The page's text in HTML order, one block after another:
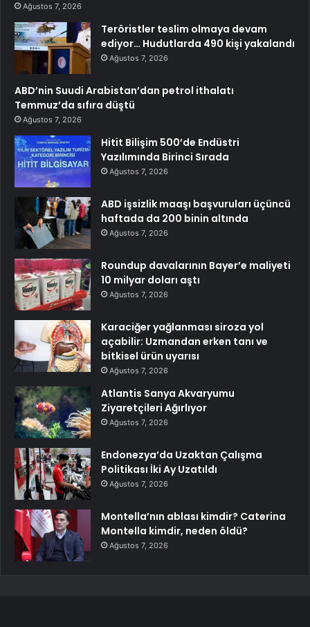
Ağustos 7, 2026
Teröristler teslim olmaya devam
ediyor… Hudutlarda 490 kişi yakalandı
Ağustos 7, 2026
ABD’nin Suudi Arabistan’dan petrol ithalatı
Temmuz’da sıfıra düştü
Ağustos 7, 2026
Hitit Bilişim 500’de Endüstri
Yazılımında Birinci Sırada
Ağustos 7, 2026
ABD işsizlik maaşı başvuruları üçüncü
haftada da 200 binin altında
Ağustos 7, 2026
Roundup davalarının Bayer’e maliyeti
10 milyar doları aştı
Ağustos 7, 2026
Karaciğer yağlanması siroza yol
açabilir: Uzmandan erken tanı ve
bitkisel ürün uyarısı
Ağustos 7, 2026
Atlantis Sanya Akvaryumu
Ziyaretçileri Ağırlıyor
Ağustos 7, 2026
Endonezya’da Uzaktan Çalışma
Politikası İki Ay Uzatıldı
Ağustos 7, 2026
Montella’nın ablası kimdir? Caterina
Montella kimdir, neden öldü?
Ağustos 7, 2026